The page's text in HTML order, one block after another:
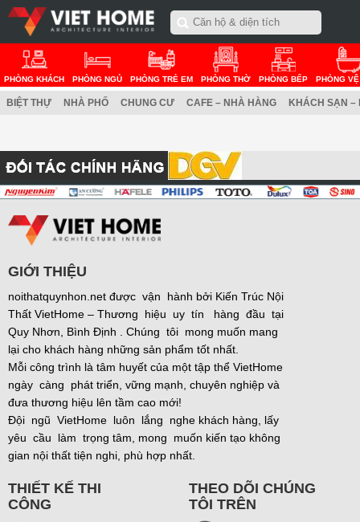
PHÒNG KHÁCH PHÒNG NGỦ PHÒNG TRẺ EM PHÒNG THỜ PHÒNG BẾP PHÒNG
BIỆT THỰ NHÀ PHỐ CHUNG CƯ CAFE – NHÀ HÀNG KHÁCH SẠN –
GIỚI THIỆU
noithatquynhon.net được vận hành bởi Kiến Trúc Nội
Thất VietHome – Thương hiệu uy tín hàng đầu tại
Quy Nhơn, Bình Định . Chúng tôi mong muốn mang
lại cho khách hàng những sản phẩm tốt nhất.
Mỗi công trình là tâm huyết của một tập thể VietHome
ngày càng phát triển, vững mạnh, chuyên nghiệp và
đưa thương hiệu lên tầm cao mới!
Đội ngũ VietHome luôn lắng nghe khách hàng, lấy
yêu cầu làm trọng tâm, mong muốn kiến tạo không
gian nội thất tiện nghi, phù hợp nhất.
THIẾT KẾ THI
CÔNG
THEO DÕI CHÚNG
TÔI TRÊN